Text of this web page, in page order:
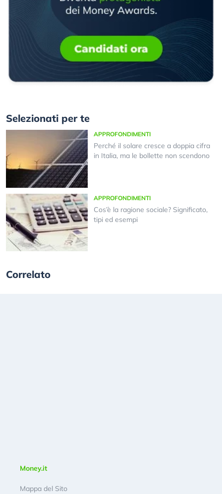
Selezionati per te
APPROFONDIMENTI
Perché il solare cresce a doppia cifra
in Italia, ma le bollette non scendono
APPROFONDIMENTI
Cos’è la ragione sociale? Significato,
tipi ed esempi
Correlato
Money.it
Mappa del Sito